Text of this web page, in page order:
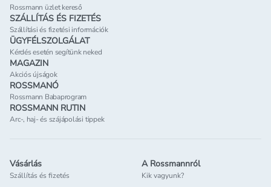
Rossmann üzlet kereső
SZÁLLÍTÁS ÉS FIZETÉS
Szállítási és fizetési információk
ÜGYFÉLSZOLGÁLAT
Kérdés esetén segítünk neked
MAGAZIN
Akciós újságok
ROSSMANÓ
Rossmann Babaprogram
ROSSMANN RUTIN
Arc-, haj- és szájápolási tippek
Vásárlás
Szállítás és fizetés
A Rossmannról
Kik vagyunk?